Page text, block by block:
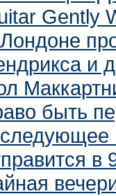
Gently
и
быть
в